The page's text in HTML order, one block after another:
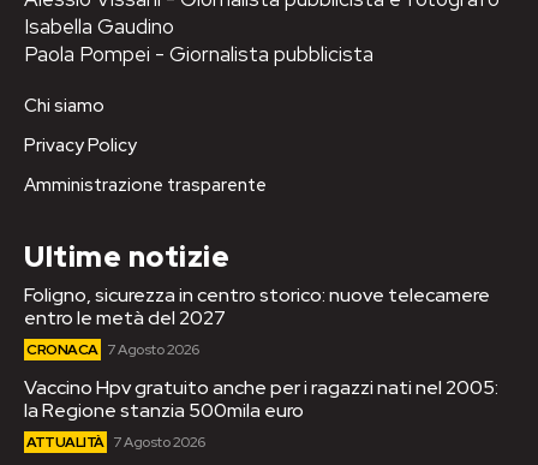
Isabella Gaudino
Paola Pompei - Giornalista pubblicista
Chi siamo
Privacy Policy
Amministrazione trasparente
Ultime notizie
Foligno, sicurezza in centro storico: nuove telecamere
entro le metà del 2027
CRONACA 7 Agosto 2026
Vaccino Hpv gratuito anche per i ragazzi nati nel 2005:
la Regione stanzia 500mila euro
ATTUALITÀ 7 Agosto 2026